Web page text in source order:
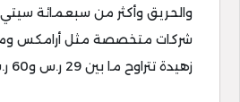
والحريق وأكثر من سبعمائة
شركات متخصصة مثل أرامكس
زهيدة تتراوح ما بين 29 ر.س و60 ر.س.